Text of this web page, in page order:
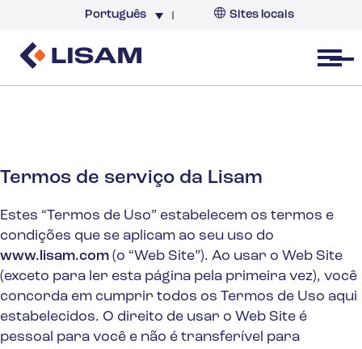
Português Sites locais
Open menu
Termos de serviço da Lisam
Estes “Termos de Uso” estabelecem os termos e
condições que se aplicam ao seu uso do
www.lisam.com (o “Web Site”). Ao usar o Web Site
(exceto para ler esta página pela primeira vez), você
concorda em cumprir todos os Termos de Uso aqui
estabelecidos. O direito de usar o Web Site é
pessoal para você e não é transferível para